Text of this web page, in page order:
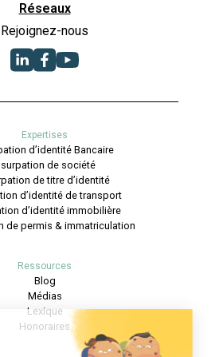
Réseaux
Rejoignez-nous
Expertises
d’identité Bancaire
de société
de titre d’identité
d’identité de transport
d’identité immobilière
de permis & immatriculation
Ressources
Blog
Médias
Lexique
Honoraires